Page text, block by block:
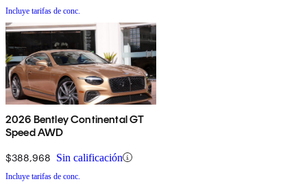
Incluye tarifas de conc.
2026 Bentley Continental GT
Speed AWD
$388,968 Sin calificación
Incluye tarifas de conc.